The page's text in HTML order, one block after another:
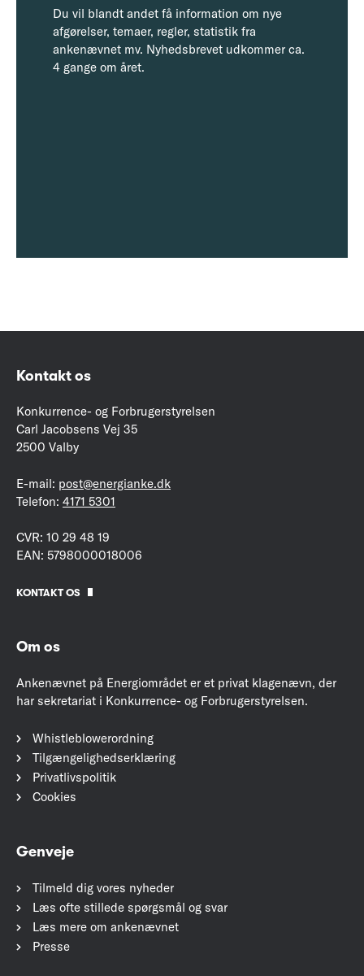
Du vil blandt andet få information om nye
afgørelser, temaer, regler, statistik fra
ankenævnet mv. Nyhedsbrevet udkommer ca.
4 gange om året.
Kontakt os
Konkurrence- og Forbrugerstyrelsen
Carl Jacobsens Vej 35
2500 Valby
E-mail: post@energianke.dk
Telefon: 4171 5301
CVR: 10 29 48 19
EAN: 5798000018006
KONTAKT OS
Om os
Ankenævnet på Energiområdet er et privat klagenævn, der
har sekretariat i Konkurrence- og Forbrugerstyrelsen.
Whistleblowerordning
Tilgængelighedserklæring
Privatlivspolitik
Cookies
Genveje
Tilmeld dig vores nyheder
Læs ofte stillede spørgsmål og svar
Læs mere om ankenævnet
Presse